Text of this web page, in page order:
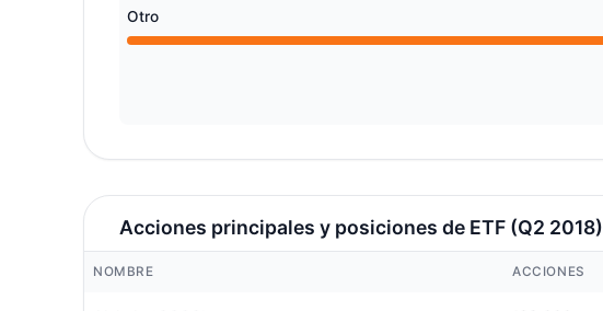
Otro
Acciones principales y posiciones de ETF (Q2 2018)
NOMBRE ACCIONES